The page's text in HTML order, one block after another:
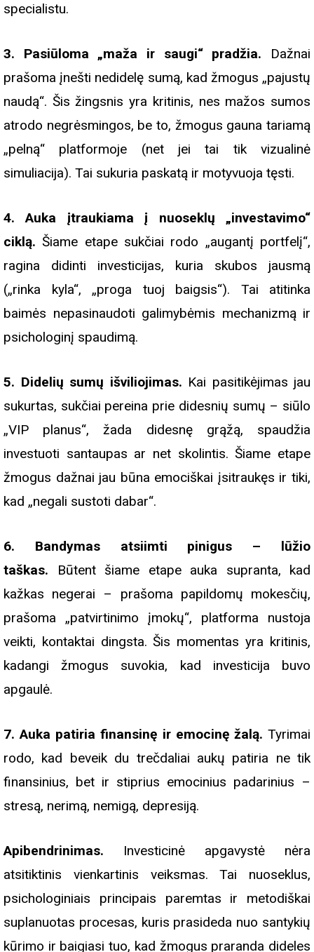
specialistu.
3. Pasiūloma „maža ir saugi“ pradžia.
Dažnai
prašoma įnešti nedidelę sumą, kad žmogus „pajustų
naudą“. Šis žingsnis yra kritinis, nes mažos sumos
atrodo negrėsmingos, be to, žmogus gauna tariamą
„pelną“ platformoje (net jei tai tik vizualinė
simuliacija). Tai sukuria paskatą ir motyvuoja tęsti.
4. Auka įtraukiama į nuoseklų „investavimo“
ciklą. Šiame etape sukčiai rodo „augantį portfelį“,
ragina didinti investicijas, kuria skubos jausmą
(„rinka kyla“, „proga tuoj baigsis“). Tai atitinka
baimės nepasinaudoti galimybėmis mechanizmą ir
psichologinį spaudimą.
5. Didelių sumų išviliojimas. Kai pasitikėjimas jau
sukurtas, sukčiai pereina prie didesnių sumų – siūlo
„VIP planus“, žada didesnę grąžą, spaudžia
investuoti santaupas ar net skolintis. Šiame etape
žmogus dažnai jau būna emociškai įsitraukęs ir tiki,
kad „negali sustoti dabar“.
6. Bandymas atsiimti pinigus – lūžio
taškas.
Būtent šiame etape auka supranta, kad
kažkas negerai – prašoma papildomų mokesčių,
prašoma „patvirtinimo įmokų“, platforma nustoja
veikti, kontaktai dingsta. Šis momentas yra kritinis,
kadangi žmogus suvokia, kad investicija buvo
apgaulė.
7. Auka patiria finansinę ir emocinę žalą. Tyrimai
rodo, kad beveik du trečdaliai aukų patiria ne tik
finansinius, bet ir stiprius emocinius padarinius –
stresą, nerimą, nemigą, depresiją.
Apibendrinimas.
Investicinė apgavystė nėra
atsitiktinis vienkartinis veiksmas. Tai nuoseklus,
psichologiniais principais paremtas ir metodiškai
suplanuotas procesas, kuris prasideda nuo santykių
kūrimo ir baigiasi tuo, kad žmogus praranda dideles